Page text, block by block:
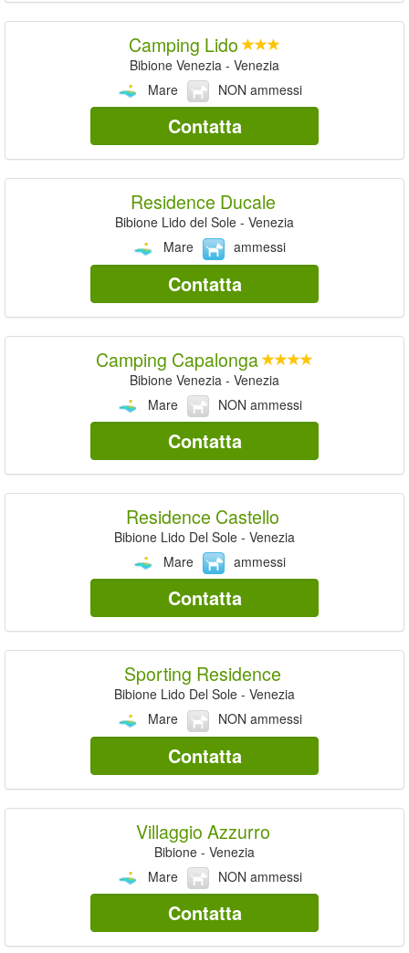
Camping Lido
Bibione Venezia - Venezia
Mare
NON ammessi
Contatta
Residence Ducale
Bibione Lido del Sole - Venezia
Mare
ammessi
Contatta
Camping Capalonga
Bibione Venezia - Venezia
Mare
NON ammessi
Contatta
Residence Castello
Bibione Lido Del Sole - Venezia
Mare
ammessi
Contatta
Sporting Residence
Bibione Lido Del Sole - Venezia
Mare
NON ammessi
Contatta
Villaggio Azzurro
Bibione - Venezia
Mare
NON ammessi
Contatta